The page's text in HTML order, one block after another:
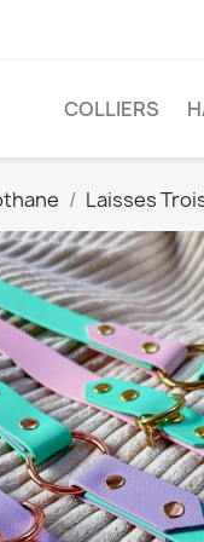
COLLIERS
Laisses